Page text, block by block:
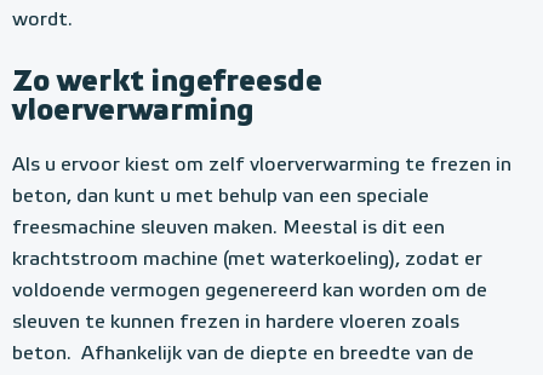
wordt.
Zo werkt ingefreesde
vloerverwarming
Als u ervoor kiest om zelf vloerverwarming te frezen in
beton, dan kunt u met behulp van een speciale
freesmachine sleuven maken. Meestal is dit een
krachtstroom machine (met waterkoeling), zodat er
voldoende vermogen gegenereerd kan worden om de
sleuven te kunnen frezen in hardere vloeren zoals
beton. Afhankelijk van de diepte en breedte van de